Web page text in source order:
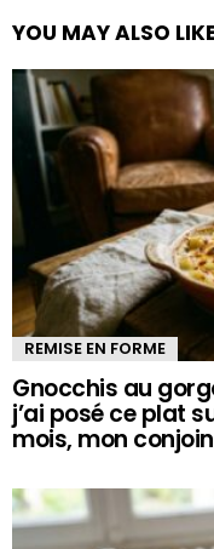
YOU MAY ALSO
REMISE EN FORME
Gnocchis au
j’ai posé ce plat
mois, mon